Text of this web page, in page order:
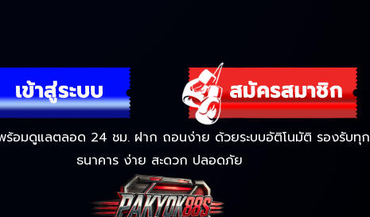
ร้อมดูแลตลอด 24 ชม. ฝาก ถอนง่าย ด้วยระบบอัติโนมัติ รองรับทุก
ธนาคาร ง่าย สะดวก ปลอดภัย